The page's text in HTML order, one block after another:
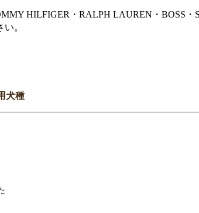
HILFIGER・RALPH LAUREN・BOSS
。
犬種